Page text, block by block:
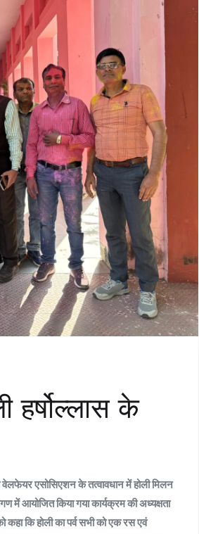
के
वेलफेयर एसोसिएशन के तत्वावधान में होली मिलन
में आयोजित किया गया कार्यक्रम की अध्यक्षता
कहा कि होली का पर्व सभी को एक रस एवं